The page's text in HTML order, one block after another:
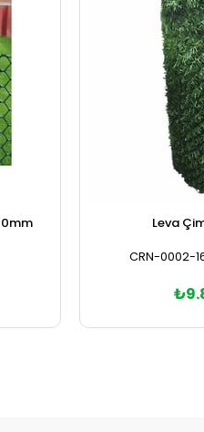
Leva
CRN-0002-